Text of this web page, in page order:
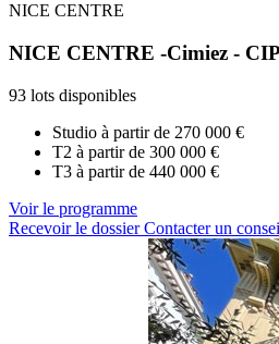
NICE CENTRE
NICE CENTRE -Cimiez -
93 lots disponibles
Studio à partir de 270 000 €
T2 à partir de 300 000 €
T3 à partir de 440 000 €
Voir le programme
Recevoir le dossierContacter un